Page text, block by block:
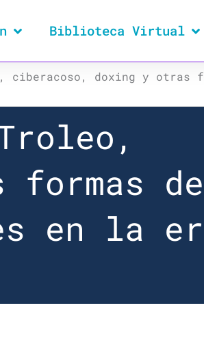
Biblioteca Virtual
ciberacoso, doxing y otras
de
en la